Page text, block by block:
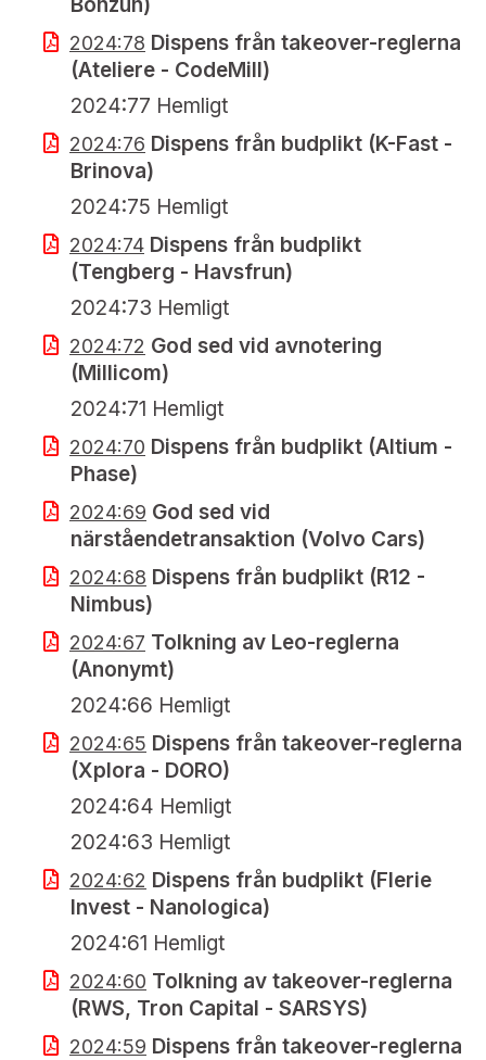
2024:78 Dispens från takeover-reglerna
(Ateliere - CodeMill)
2024:77 Hemligt
2024:76 Dispens från budplikt (K-Fast -
Brinova)
2024:75 Hemligt
2024:74 Dispens från budplikt
(Tengberg - Havsfrun)
2024:73 Hemligt
2024:72 God sed vid avnotering
(Millicom)
2024:71 Hemligt
2024:70 Dispens från budplikt (Altium -
Phase)
2024:69 God sed vid
närståendetransaktion (Volvo Cars)
2024:68 Dispens från budplikt (R12 -
Nimbus)
2024:67 Tolkning av Leo-reglerna
(Anonymt)
2024:66 Hemligt
2024:65 Dispens från takeover-reglerna
(Xplora - DORO)
2024:64 Hemligt
2024:63 Hemligt
2024:62 Dispens från budplikt (Flerie
Invest - Nanologica)
2024:61 Hemligt
2024:60 Tolkning av takeover-reglerna
(RWS, Tron Capital - SARSYS)
2024:59 Dispens från takeover-reglerna